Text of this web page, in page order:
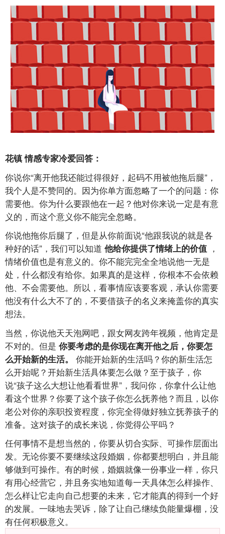
花镇 情感专家冷爱回答：
你说你“离开他我还能过得很好，起码不用被他拖后腿”，
我个人是不赞同的。因为你单方面忽略了一个的问题：你
需要他。你为什么要跟他在一起？他对你来说一定是有意
义的，而这个意义你不能完全忽略。
你说他拖你后腿了，但是从你前面说“他跟我说的就是各
种好的话”，我们可以知道 他给你提供了情绪上的价值 ，
情绪价值也是有意义的。你不能完完全全地说他一无是
处，什么都没有给你。如果真的是这样，你根本不会依赖
他、不会需要他。所以，看事情应该要客观，承认你需要
他没有什么大不了的，不要借孩子的名义来掩盖你的真实
想法。
当然，你说他天天泡网吧，跟女网友跨年视频，他肯定是
不对的。但是你要考虑的是你现在离开他之后，你要怎
么开始新的生活。 你能开始新的生活吗？你的新生活怎
么开始呢？开始新生活具体要怎么做？至于孩子，你
说“孩子这么大想让他看看世界”，我问你，你拿什么让他
看这个世界？你要了这个孩子你怎么抚养他？而且，以你
老公对你的亲职投资程度，你完全得做好独立抚养孩子的
准备。这对孩子的成长来说，你觉得公平吗？
任何事情不是想当然的，你要从切合实际、可操作层面出
发。无论你要不要继续这段婚姻，你都要想明白，并且能
够做到可操作。有的时候，婚姻就像一份事业一样，你只
有用心经营它，并且务实地知道每一天具体怎么样操作、
怎么样让它走向自己想要的未来，它才能真的得到一个好
的发展。一味地去哭诉，除了让自己继续负能量爆棚，没
有任何积极意义。